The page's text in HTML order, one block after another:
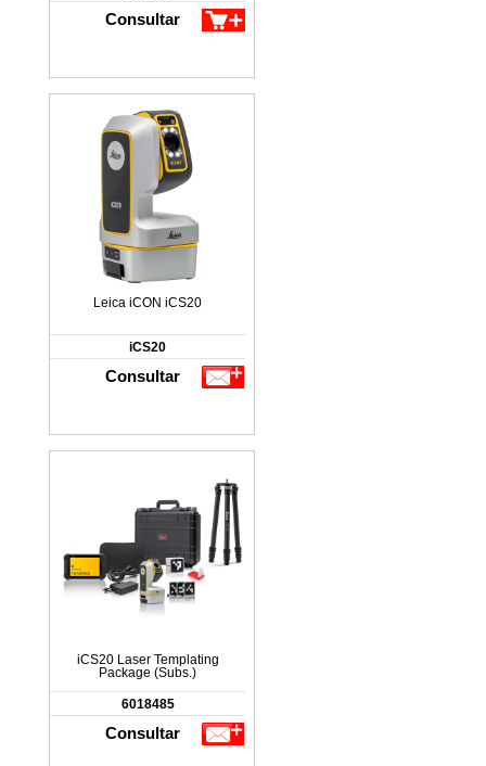
Consultar
Leica iCON iCS20
iCS20
Consultar
iCS20 Laser Templating
Package (Subs.)
6018485
Consultar